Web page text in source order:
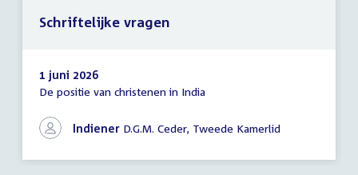
Schriftelijke
1 juni 2026
De positie van christenen in India
Indiener D.G.M. Ceder, Tweede Kamerlid
Schriftelijke vragen